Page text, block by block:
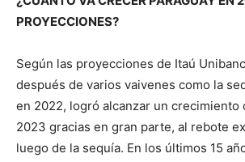
PROYECCIONES?
Según las proyecciones de Itaú
después de varios vaivenes como la
en 2022, logró alcanzar un crecimiento
2023 gracias en gran parte, al rebote
luego de la sequía. En los últimos 15